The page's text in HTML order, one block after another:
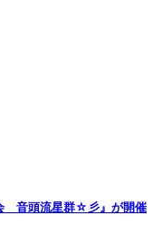
音頭流星群☆彡』が開催